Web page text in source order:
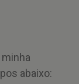
abaixo: